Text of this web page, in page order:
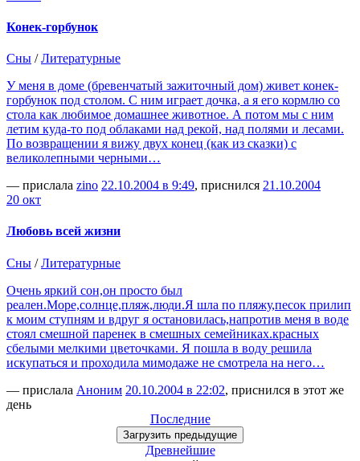
Конек-горбунок
Сны /Литературные
У меня в доме (бревенчатый зажиточный дом) живет конек-
горбунок под столом. С ним играет дочка, а я его кормлю со
стола как любимое домашнее животное. А потом мы с ним
летим куда-то под облаками над рекой, над полями и лесами.
По возвращении я вижу двух конец (как из сказки) с
великолепными черными…
— прислала zino 22.10.2004 в 9:49, приснился 21.10.2004
20 окт
Любовь всей жизни
Сны /Литературные
Очень яркий сон,он просто был
реален.Море,солнце,пляж,люди.Я шла по пляжу,песок прилип
к моим ступням и вдруг я остановилась,напротив меня в воде
стоял смешной паренек в смешных семейниках.красных
сбелыми мелкими цветочками. Я пошла в воду решила
искупаться и проходила мимодаже не смотрела на него…
— прислала Аноним 20.10.2004 в 22:02, приснился в этот же
день
Последние
Загрузить предыдущие
Древнейшие